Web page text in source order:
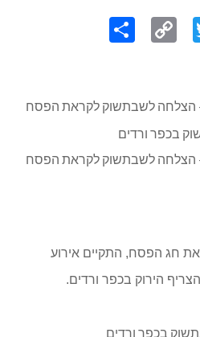
Link
– הצלחה לשבתשוק לקראת הפסח
– הצלחה לשבתשוק לקראת הפסח
חג הפסח, התקיים אירוע
הירוק בכפר ורדים.